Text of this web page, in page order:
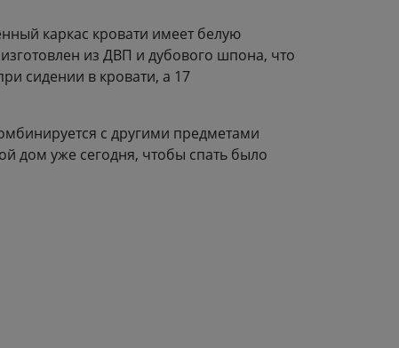
каркас кровати имеет белую
из ДВП и дубового шпона, что
сидении в кровати, а 17
с другими предметами
дом уже сегодня, чтобы спать было